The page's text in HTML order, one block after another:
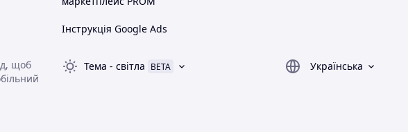
Інструкція Google Ads
щоб
Тема - світла BETA
Українська